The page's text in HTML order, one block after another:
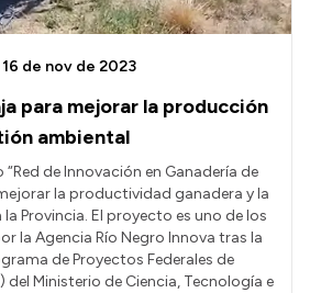
para mejorar la producción
ambiental
16 de nov de 2023
de Innovación en Ganadería de
la productividad ganadera y la
Provincia. El proyecto es uno de los
la Agencia Río Negro Innova tras la
de Proyectos Federales de
del Ministerio de Ciencia, Tecnología e